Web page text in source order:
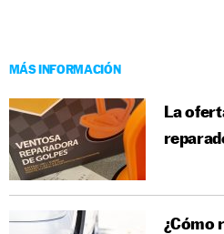
MÁS INFORMACIÓN
La
¿Cómo